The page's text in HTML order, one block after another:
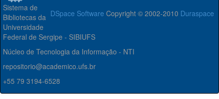
DSpace Software Copyright © 2002-2010 Duraspace
Sistema de
Bibliotecas da
Universidade
Federal de Sergipe - SIBIUFS
Núcleo de Tecnologia da Informação - NTI
repositorio@academico.ufs.br
+55 79 3194-6528